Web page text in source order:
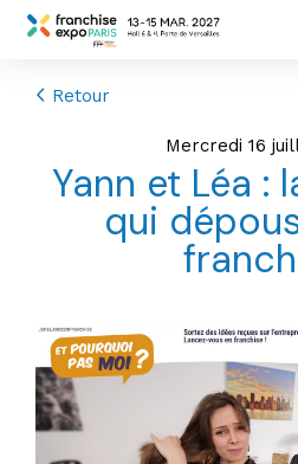
Retour
mercredi 16
Yann et Léa :
qui